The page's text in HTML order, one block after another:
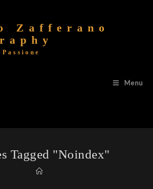
Zafferano
Menu
Tagged "noindex"